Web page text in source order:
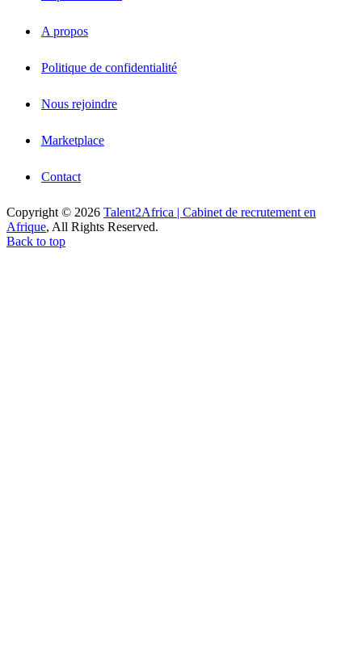
A propos
Politique de confidentialité
Nous rejoindre
Marketplace
Contact
Copyright © 2026 Talent2Africa | Cabinet de recrutement en
Afrique, All Rights Reserved.
Back to top